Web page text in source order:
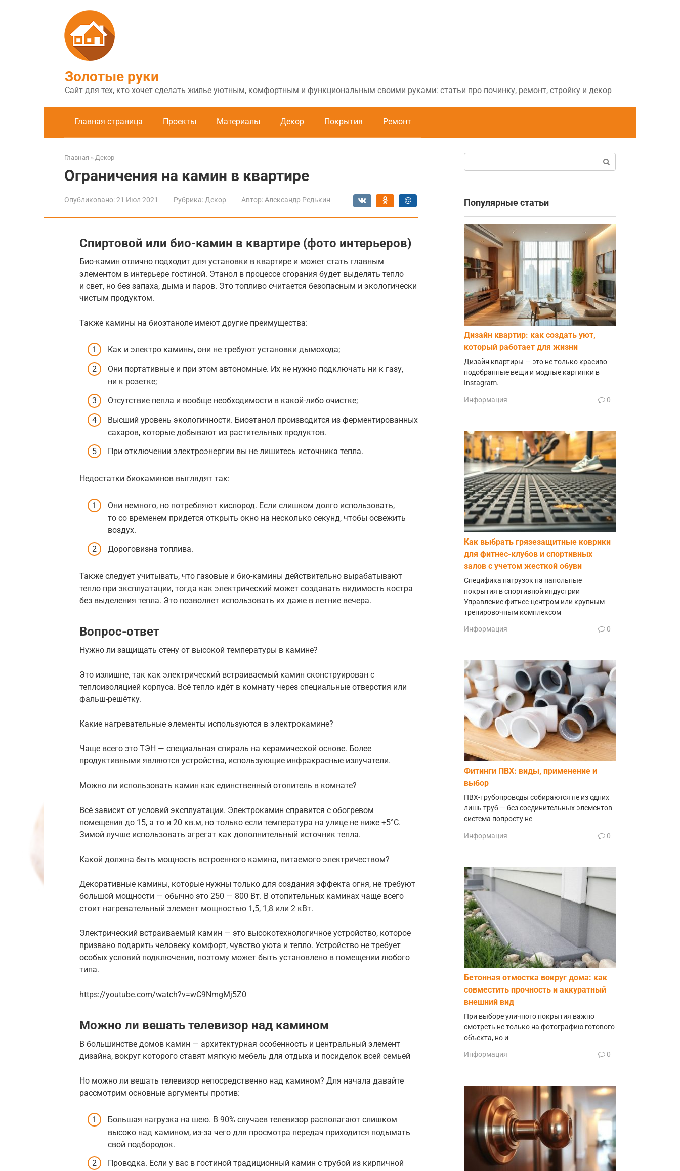
Золотые руки
Сайт для тех, кто хочет сделать жилье уютным, комфортным и функциональным своими руками: статьи про починку, ремонт, стройку и декор
Главная страница Проекты Материалы Декор Покрытия Ремонт
Главная » Декор
Ограничения на камин в квартире
Опубликовано:21 Июл 2021 Рубрика: Декор Автор: Александр Редькин
Спиртовой или био-камин в квартире (фото интерьеров)
Био-камин отлично подходит для установки в квартире и может стать главным
элементом в интерьере гостиной. Этанол в процессе сгорания будет выделять тепло
и свет, но без запаха, дыма и паров. Это топливо считается безопасным и экологически
чистым продуктом.
Также камины на биоэтаноле имеют другие преимущества:
Как и электро камины, они не требуют установки дымохода;
Они портативные и при этом автономные. Их не нужно подключать ни к газу,
ни к розетке;
Отсутствие пепла и вообще необходимости в какой-либо очистке;
Высший уровень экологичности. Биоэтанол производится из ферментированных
сахаров, которые добывают из растительных продуктов.
При отключении электроэнергии вы не лишитесь источника тепла.
Недостатки биокаминов выглядят так:
Они немного, но потребляют кислород. Если слишком долго использовать,
то со временем придется открыть окно на несколько секунд, чтобы освежить
воздух.
Дороговизна топлива.
Также следует учитывать, что газовые и био-камины действительно вырабатывают
тепло при эксплуатации, тогда как электрический может создавать видимость костра
без выделения тепла. Это позволяет использовать их даже в летние вечера.
Вопрос-ответ
Нужно ли защищать стену от высокой температуры в камине?
Это излишне, так как электрический встраиваемый камин сконструирован с
теплоизоляцией корпуса. Всё тепло идёт в комнату через специальные отверстия или
фальш-решётку.
Какие нагревательные элементы используются в электрокамине?
Чаще всего это ТЭН — специальная спираль на керамической основе. Более
продуктивными являются устройства, использующие инфракрасные излучатели.
Можно ли использовать камин как единственный отопитель в комнате?
Всё зависит от условий эксплуатации. Электрокамин справится с обогревом
помещения до 15, а то и 20 кв.м, но только если температура на улице не ниже +5°С.
Зимой лучше использовать агрегат как дополнительный источник тепла.
Какой должна быть мощность встроенного камина, питаемого электричеством?
Декоративные камины, которые нужны только для создания эффекта огня, не требуют
большой мощности — обычно это 250 — 800 Вт. В отопительных каминах чаще всего
стоит нагревательный элемент мощностью 1,5, 1,8 или 2 кВт.
Электрический встраиваемый камин — это высокотехнологичное устройство, которое
призвано подарить человеку комфорт, чувство уюта и тепло. Устройство не требует
особых условий подключения, поэтому может быть установлено в помещении любого
типа.
https://youtube.com/watch?v=wC9NmgMj5Z0
Можно ли вешать телевизор над камином
В большинстве домов камин — архитектурная особенность и центральный элемент
дизайна, вокруг которого ставят мягкую мебель для отдыха и посиделок всей семьей
Но можно ли вешать телевизор непосредственно над камином? Для начала давайте
рассмотрим основные аргументы против:
Большая нагрузка на шею. В 90% случаев телевизор располагают слишком
высоко над камином, из-за чего для просмотра передач приходится подымать
свой подбородок.
Проводка. Если у вас в гостиной традиционный камин с трубой из кирпичной
Популярные статьи
Дизайн квартир: как создать уют,
который работает для жизни
Дизайн квартиры — это не только красиво
подобранные вещи и модные картинки в
Instagram.
Информация 0
Как выбрать грязезащитные коврики
для фитнес-клубов и спортивных
залов с учетом жесткой обуви
Специфика нагрузок на напольные
покрытия в спортивной индустрии
Управление фитнес-центром или крупным
тренировочным комплексом
Информация 0
Фитинги ПВХ: виды, применение и
выбор
ПВХ-трубопроводы собираются не из одних
лишь труб — без соединительных элементов
система попросту не
Информация 0
Бетонная отмостка вокруг дома: как
совместить прочность и аккуратный
внешний вид
При выборе уличного покрытия важно
смотреть не только на фотографию готового
объекта, но и
Информация 0